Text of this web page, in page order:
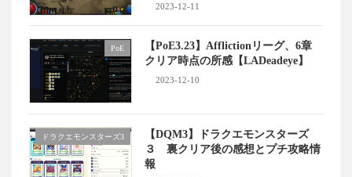
2023-12-11
PoE
【PoE3.23】Afflictionリーグ、6章
クリア時点の所感【LADeadeye】
2023-12-10
ドラクエモンスターズ3
【DQM3】ドラクエモンスターズ
３ 裏クリア後の感想とプチ攻略情
報